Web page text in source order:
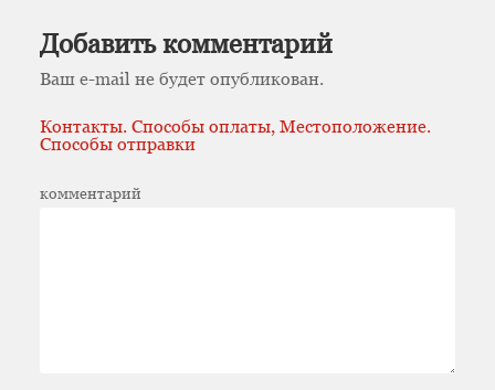
Добавить комментарий
Ваш e-mail не будет опубликован.
Контакты. Способы оплаты, Местоположение.
Способы отправки
комментарий